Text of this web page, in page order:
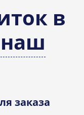
в
заказа